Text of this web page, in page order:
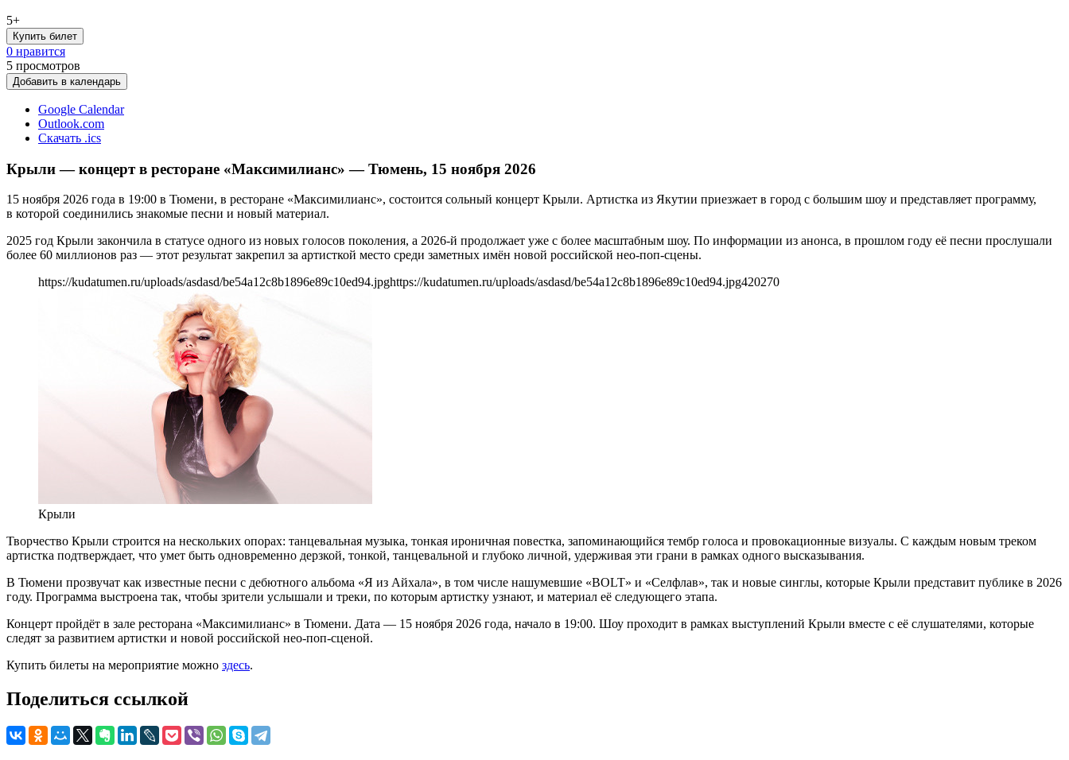
5+
Купить билет
0 нравится
5 просмотров
Добавить в календарь
Google Calendar
Outlook.com
Скачать .ics
Крыли — концерт в ресторане «Максимилианс» — Тюмень, 15 ноября 2026
15 ноября 2026 года в 19:00 в Тюмени, в ресторане «Максимилианс», состоится сольный концерт Крыли. Артистка из Якутии приезжает в город с большим шоу и представляет программу,
в которой соединились знакомые песни и новый материал.
2025 год Крыли закончила в статусе одного из новых голосов поколения, а 2026-й продолжает уже с более масштабным шоу. По информации из анонса, в прошлом году её песни прослушали
более 60 миллионов раз — этот результат закрепил за артисткой место среди заметных имён новой российской нео-поп-сцены.
https://kudatumen.ru/uploads/asdasd/be54a12c8b1896e89c10ed94.jpghttps://kudatumen.ru/uploads/asdasd/be54a12c8b1896e89c10ed94.jpg420270
Крыли
Творчество Крыли строится на нескольких опорах: танцевальная музыка, тонкая ироничная повестка, запоминающийся тембр голоса и провокационные визуалы. С каждым новым треком
артистка подтверждает, что умет быть одновременно дерзкой, тонкой, танцевальной и глубоко личной, удерживая эти грани в рамках одного высказывания.
В Тюмени прозвучат как известные песни с дебютного альбома «Я из Айхала», в том числе нашумевшие «BOLT» и «Селфлав», так и новые синглы, которые Крыли представит публике в 2026
году. Программа выстроена так, чтобы зрители услышали и треки, по которым артистку узнают, и материал её следующего этапа.
Концерт пройдёт в зале ресторана «Максимилианс» в Тюмени. Дата — 15 ноября 2026 года, начало в 19:00. Шоу проходит в рамках выступлений Крыли вместе с её слушателями, которые
следят за развитием артистки и новой российской нео-поп-сценой.
Купить билеты на мероприятие можно здесь.
Поделиться ссылкой